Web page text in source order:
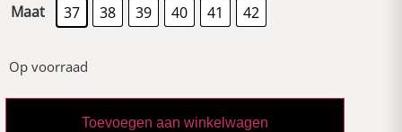
Maat 37 38 39 40 41 42
Op voorraad
Toevoegen aan winkelwagen